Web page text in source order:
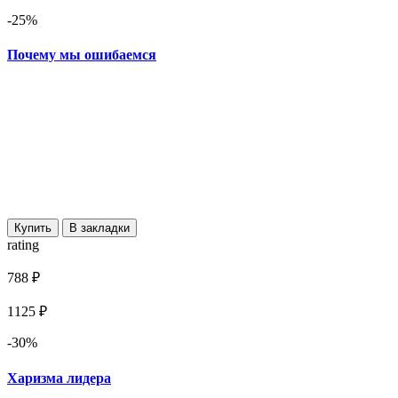
-25%
Почему мы ошибаемся
Купить В закладки
rating
788 ₽
1125 ₽
-30%
Харизма лидера